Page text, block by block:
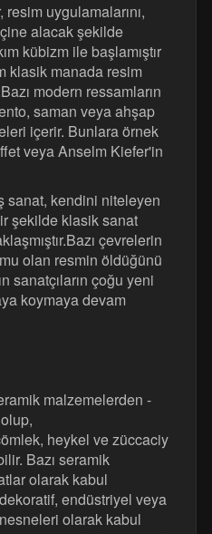
resim uygulamalarını,
alacak şekilde
kübizm ile başlamıştır
klasik manada resim
modern ressamların
saman veya ahşap
içerir. Bunlara örnek
veya Anselm Kiefer'in
sanat, kendini niteleyen
şekilde klasik sanat
çevrelerin
olan resmin öldüğünü
sanatçıların çoğu yeni
koymaya devam
malzemelerden -
heykel ve züccaciy
Bazı seramik
olarak kabul
endüstriyel veya
olarak kabul